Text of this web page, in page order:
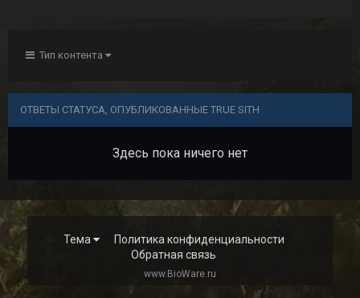
Тип контента
ОТВЕТЫ СТАТУСА, ОПУБЛИКОВАННЫЕ TRUE SITH
Здесь пока ничего нет
Тема
Политика конфиденциальности
Обратная связь
www.BioWare.ru